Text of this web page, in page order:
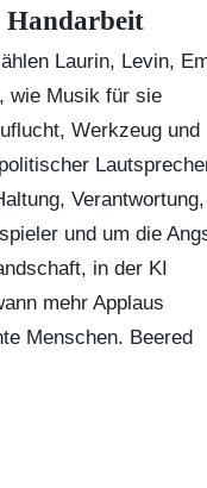
Laurin, Levin,
wie Musik für sie
Werkzeug und
und um die
in der KI
mehr Applaus
Menschen. Beered